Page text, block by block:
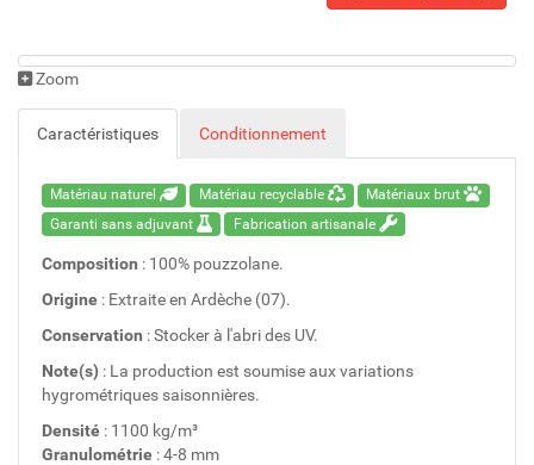
Zoom
Caractéristiques Conditionnement
Matériau naturel Matériau recyclable
Matériaux brut
Garanti sans adjuvant
Fabrication artisanale
Composition : 100% pouzzolane.
Origine : Extraite en Ardèche (07).
Conservation : Stocker à l'abri des UV.
Note(s) : La production est soumise aux variations
hygrométriques saisonnières.
Densité : 1100 kg/m³
Granulométrie : 4-8 mm